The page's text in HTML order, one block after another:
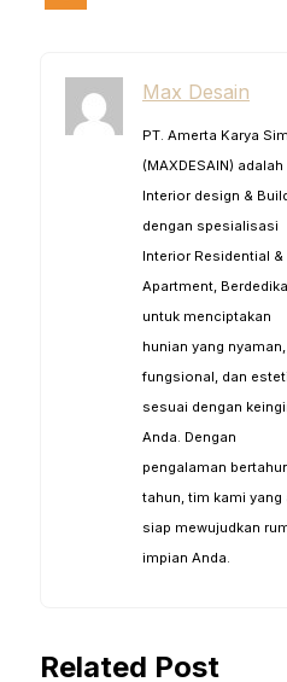
Max Desain
PT. Amerta Karya
(MAXDESAIN) adalah
Interior design &
dengan spesialisasi
Interior Residential &
Apartment,
untuk menciptakan
hunian yang nyaman,
fungsional, dan
sesuai dengan
Anda. Dengan
pengalaman
tahun, tim kami yang
siap mewujudkan
impian Anda.
Related Post